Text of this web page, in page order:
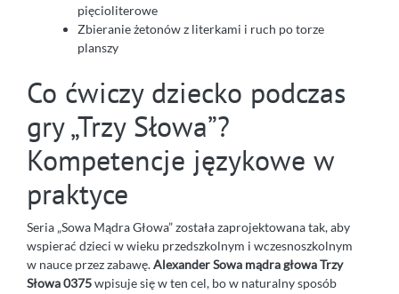
pięcioliterowe
Zbieranie żetonów z literkami i ruch po torze
planszy
Co ćwiczy dziecko podczas
gry „Trzy Słowa”?
Kompetencje językowe w
praktyce
Seria „Sowa Mądra Głowa” została zaprojektowana tak, aby
wspierać dzieci w wieku przedszkolnym i wczesnoszkolnym
w nauce przez zabawę.Alexander Sowa mądra głowa Trzy
Słowa 0375wpisuje się w ten cel, bo w naturalny sposób